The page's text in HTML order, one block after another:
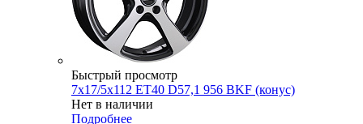
Быстрый просмотр
7x17/5x112 ET40 D57,1 956 BKF (конус)
Нет в наличии
Подробнее